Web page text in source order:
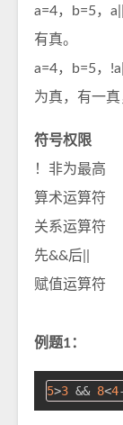
a=4，b=5，
有真。
a=4，b=5，
为真，有一真
符号权限
！非为最高
算术运算符
关系运算符
先&&后||
赋值运算符
例题1：
5>3 && 8<4